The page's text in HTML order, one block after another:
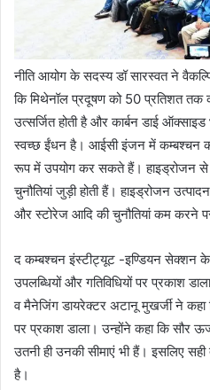
नीति आयोग के सदस्य डॉ सारस्वत ने
कि मिथेनॉल प्रदूषण को 50 प्रतिशत
उत्सर्जित होती है और कार्बन डाई
स्वच्छ ईंधन है। आईसी इंजन में कम्बश्चन
रूप में उपयोग कर सकते हैं। हाइड्रोजन
चुनौतियां जुड़ी होती हैं। हाइड्रोजन
और स्टोरेज आदि की चुनौतियां कम करने
द कम्बश्चन इंस्टीट्यूट -इण्डियन सेक्शन के
उपलब्धियों और गतिविधियों पर प्रकाश
व मैनेजिंग डायरेक्टर अटानू मुखर्जी ने कहा
पर प्रकाश डाला। उन्होंने कहा कि सौर
उतनी ही उनकी सीमाएं भी हैं। इसलिए
है।